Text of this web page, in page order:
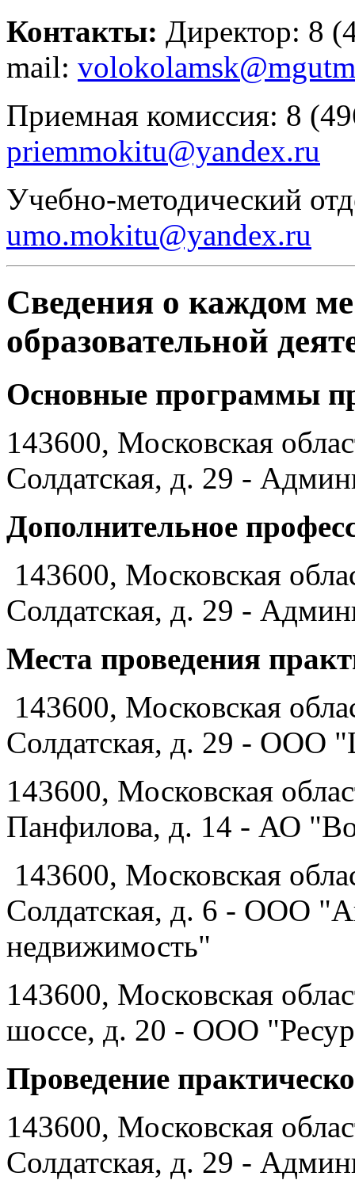
Контакты: Директор: 8
mail:
Приемная комиссия: 8
priemmokitu@yandex.ru
Учебно-методический
umo.mokitu@yandex.ru
Сведения о каждом
образовательной
Основные программы
143600, Московская
Солдатская, д. 29 -
Дополнительное
143600, Московская
Солдатская, д. 29 -
Места проведения
143600, Московская
Солдатская, д. 29 - ООО
143600, Московская
Панфилова, д. 14 - АО
143600, Московская
Солдатская, д. 6 - ООО
недвижимость"
143600, Московская
шоссе, д. 20 - ООО
Проведение
143600, Московская
Солдатская, д. 29 -